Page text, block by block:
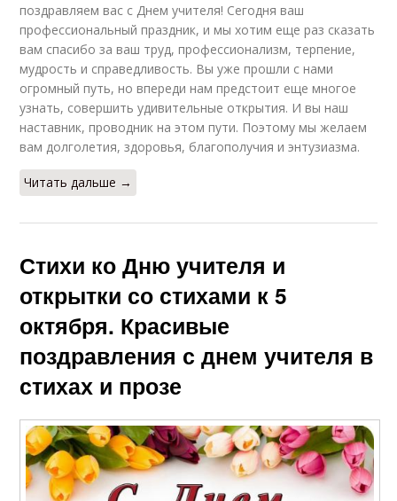
поздравляем вас с Днем учителя! Сегодня ваш
профессиональный праздник, и мы хотим еще раз сказать
вам спасибо за ваш труд, профессионализм, терпение,
мудрость и справедливость. Вы уже прошли с нами
огромный путь, но впереди нам предстоит еще многое
узнать, совершить удивительные открытия. И вы наш
наставник, проводник на этом пути. Поэтому мы желаем
вам долголетия, здоровья, благополучия и энтузиазма.
Читать дальше →
Стихи ко Дню учителя и
открытки со стихами к 5
октября. Красивые
поздравления с днем учителя в
стихах и прозе